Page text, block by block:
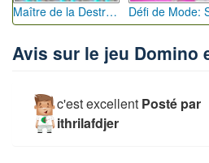
Maître de la Destruction: Fusion de Pioches
Avis sur le jeu Domino
c'est excellent Posté par
ithrilafdjer